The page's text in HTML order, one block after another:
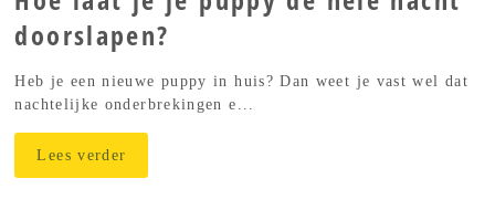
doorslapen?
Heb je een nieuwe puppy in huis? Dan weet je vast wel dat
nachtelijke onderbrekingen e...
Lees verder